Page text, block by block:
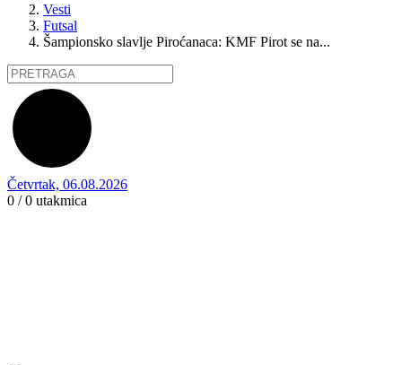
Vesti
Futsal
Šampionsko slavlje Piroćanaca: KMF Pirot se na...
Četvrtak, 06.08.2026
0 / 0 utakmica